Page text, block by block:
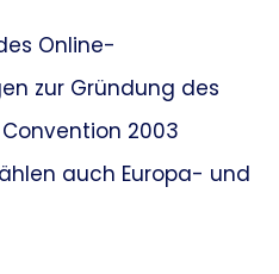
Online-
zur Gründung des
Convention 2003
auch Europa- und